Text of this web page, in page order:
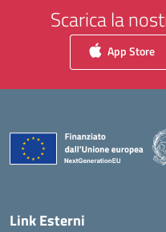
Scarica la
App Store
Link Esterni